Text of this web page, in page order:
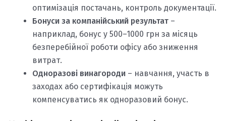
оптимізація постачань, контроль документації.
Бонуси за компанійський результат –
наприклад, бонус у 500–1000 грн за місяць
безперебійної роботи офісу або зниження
витрат.
Одноразові винагороди – навчання, участь в
заходах або сертифікація можуть
компенсуватись як одноразовий бонус.